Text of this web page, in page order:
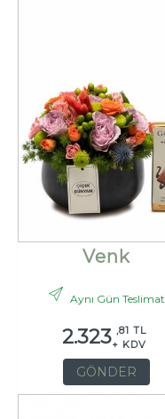
Venk
Aynı Gün Teslimat
2.323 ,81 TL
+ KDV
GÖNDER